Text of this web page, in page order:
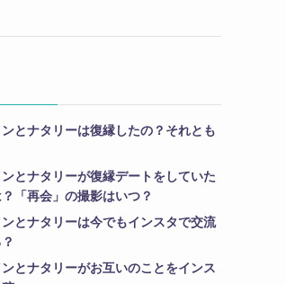
とナタリーは復縁したの？それとも
とナタリーが復縁デートをしていた
「再会」の撮影はいつ？
とナタリーは今でもインスタで交流
とナタリーがお互いのことをインス